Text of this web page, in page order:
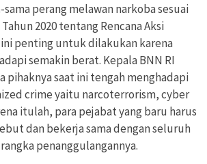
perang melawan narkoba sesuai
2020 tentang Rencana Aksi
ini penting untuk dilakukan karena
semakin berat. Kepala BNN RI
pihaknya saat ini tengah menghadapi
crime yaitu narcoterrorism, cyber
itulah, para pejabat yang baru harus
dan bekerja sama dengan seluruh
penanggulangannya.